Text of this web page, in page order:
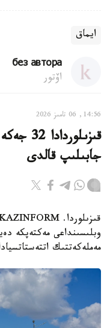
ايماق
без автора
اۆتور
14:56, 06 تامىز 2026
جابىلىپ قالدى
مەملەكەتتىك